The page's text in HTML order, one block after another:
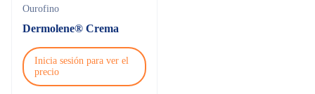
Ourofino
Dermolene® Crema
Inicia sesión para ver el
precio